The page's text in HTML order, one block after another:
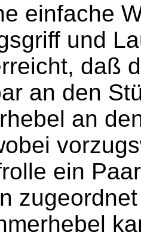
einfache
und
daß
an den
an
ein